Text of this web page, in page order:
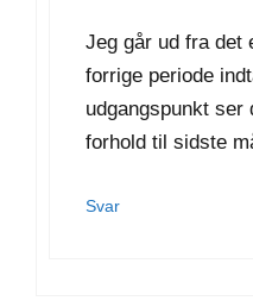
Jeg går ud fra det
forrige periode
udgangspunkt
forhold til sidste
Svar